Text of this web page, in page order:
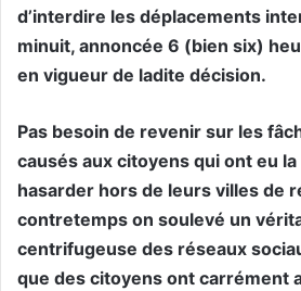
d’interdire les déplacements
minuit, annoncée 6 (bien six)
en vigueur de ladite décision.
Pas besoin de revenir sur les
causés aux citoyens qui ont eu
hasarder hors de leurs villes de
contretemps on soulevé un
centrifugeuse des réseaux
que des citoyens ont carrément